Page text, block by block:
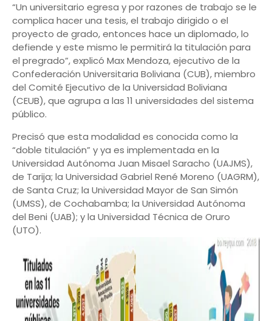
“Un universitario egresa y por razones de trabajo se le
complica hacer una tesis, el trabajo dirigido o el
proyecto de grado, entonces hace un diplomado, lo
defiende y este mismo le permitirá la titulación para
el pregrado”, explicó Max Mendoza, ejecutivo de la
Confederación Universitaria Boliviana (CUB), miembro
del Comité Ejecutivo de la Universidad Boliviana
(CEUB), que agrupa a las 11 universidades del sistema
público.
Precisó que esta modalidad es conocida como la
“doble titulación” y ya es implementada en la
Universidad Autónoma Juan Misael Saracho (UAJMS),
de Tarija; la Universidad Gabriel René Moreno (UAGRM),
de Santa Cruz; la Universidad Mayor de San Simón
(UMSS), de Cochabamba; la Universidad Autónoma
del Beni (UAB); y la Universidad Técnica de Oruro
(UTO).